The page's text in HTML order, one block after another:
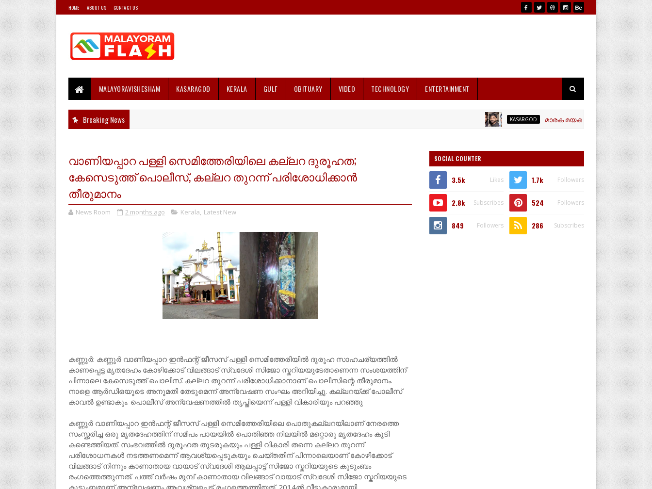
HOME ABOUT US CONTACT US
MALAYORAVISHESHAM KASARAGOD KERALA GULF OBITUARY VIDEO TECHNOLOGY ENTERTAINMENT
Breaking News KASARGOD മാരക മയക്കുമരുന്നായ എം ഡി എം
വാണിയപ്പാറ പള്ളി സെമിത്തേരിയിലെ കല്ലറ ദുരൂഹത;
കേസെടുത്ത് പൊലീസ്, കല്ലറ തുറന്ന് പരിശോധിക്കാൻ
തീരുമാനം
News Room 2 months ago Kerala, Latest New
കണ്ണൂര്‍: കണ്ണൂര്‍ വാണിയപ്പാറ ഇൻഫന്റ് ജീസസ് പള്ളി സെമിത്തേരിയില്‍ ദുരൂഹ സാഹചര്യത്തില്‍
കാണപ്പെട്ട മൃതദേഹം കോഴിക്കോട് വിലങ്ങാട് സ്വദേശി സിജോ സ്കറിയയുടേതാണെന്ന സംശയത്തിന്
പിന്നാലെ കേസെടുത്ത് പൊലീസ്. കല്ലറ തുറന്ന് പരിശോധിക്കാനാണ് പൊലീസിന്റെ തീരുമാനം.
നാളെ ആർഡിഒയുടെ അനുമതി തേടുമെന്ന് അന്വേഷണ സംഘം അറിയിച്ചു. കല്ലറയ്ക്ക് പോലീസ്
കാവൽ ഉണ്ടാകും. പൊലീസ് അന്വേഷണത്തിൽ തൃപ്തിയെന്ന് പള്ളി വികാരിയും പറഞ്ഞു
കണ്ണൂർ വാണിയപ്പാറ ഇൻഫന്റ് ജീസസ് പള്ളി സെമിത്തേരിയിലെ പൊതുകല്ലറയിലാണ് നേരത്തെ
സംസ്ക്കരിച്ച ഒരു മൃതദേഹത്തിന് സമീപം പായയില്‍ പൊതിഞ്ഞ നിലയില്‍ മറ്റൊരു മൃതദേഹം കൂടി
കണ്ടെത്തിയത്. സംഭവത്തില്‍ ദുരൂഹത തുടരുകയും പള്ളി വികാരി തന്നെ കല്ലറ തുറന്ന്
പരിശോധനകള്‍ നടത്തണമെന്ന് ആവശ്യപ്പെടുകയും ചെയ്തതിന് പിന്നാലെയാണ് കോഴിക്കോട്
വിലങ്ങാട് നിന്നും കാണാതായ വായാട് സ്വദേശി ആലപ്പാട്ട് സിജോ സ്കറിയയുടെ കുടുംബം
രംഗത്തെത്തുന്നത്. പത്ത് വര്‍ഷം മുമ്പ് കാണാതായ വിലങ്ങാട് വായാട് സ്വദേശി സിജോ സ്കറിയയുടെ
കുടുംബമാണ് അന്വേഷണം ആവശ്യപ്പെട്ട് രംഗത്തെത്തിയത്. 2014ൽ വീട്ടുകാരുമായി
SOCIAL COUNTER
3.5k Likes 1.7k Followers
2.8k Subscribes 524 Followers
849 Followers 286 Subscribes